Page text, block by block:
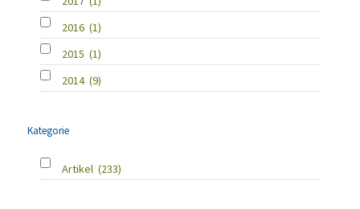
2016 (1)
2015 (1)
2014 (9)
Kategorie
Artikel (233)